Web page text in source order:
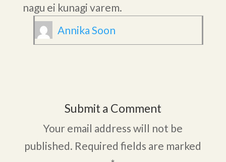
nagu ei kunagi varem.
Annika Soon
Submit a Comment
Your email address will not be
published. Required fields are marked